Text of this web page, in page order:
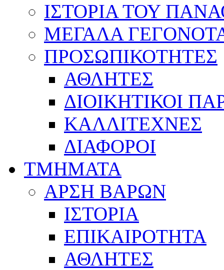
ΙΣΤΟΡΙΑ ΤΟΥ
ΜΕΓΑΛΑ
ΠΡΟΣΩΠΙΚΟΤΗΤΕΣ
ΑΘΛΗΤΕΣ
ΔΙΟΙΚΗΤΙΚΟΙ
ΚΑΛΛΙΤΕΧΝΕΣ
ΔΙΑΦΟΡΟΙ
ΤΜΗΜΑΤΑ
ΑΡΣΗ ΒΑΡΩΝ
ΙΣΤΟΡΙΑ
ΕΠΙΚΑΙΡΟΤΗΤΑ
ΑΘΛΗΤΕΣ